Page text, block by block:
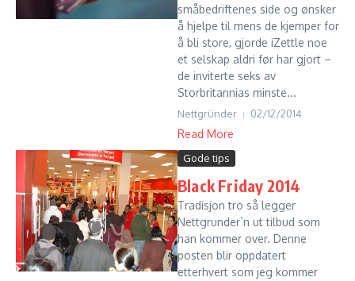
småbedriftenes side og ønsker
å hjelpe til mens de kjemper for
å bli store, gjorde iZettle noe
et selskap aldri før har gjort –
de inviterte seks av
Storbritannias minste...
Nettgründer 02/12/2014
Read More
Gode tips
Black Friday 2014
Tradisjon tro så legger
Nettgrunder`n ut tilbud som
han kommer over. Denne
posten blir oppdatert
etterhvert som jeg kommer